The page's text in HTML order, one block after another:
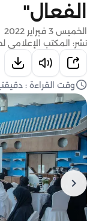
الفعال"
الخميس 3 فبراير 2022
نشر: المكتب الإعلامي
وقت القراءة :